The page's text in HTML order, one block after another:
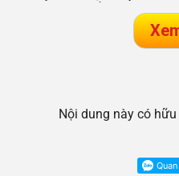
người dân tại Quận 8 TPHCM
Nội dung này có hữu